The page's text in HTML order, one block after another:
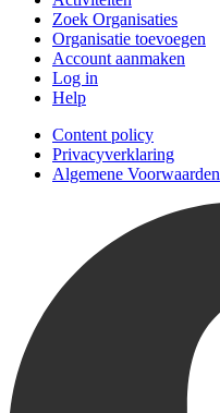
Zoek Organisaties
Organisatie toevoegen
Account aanmaken
Log in
Help
Content policy
Privacyverklaring
Algemene Voorwaarden